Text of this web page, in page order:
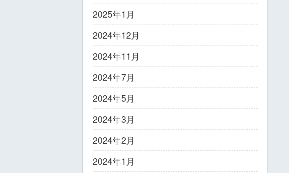
2025年1月
2024年12月
2024年11月
2024年7月
2024年5月
2024年3月
2024年2月
2024年1月